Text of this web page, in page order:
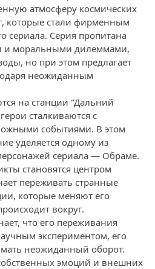
атмосферу космических
которые стали фирменным
сериала. Серия пропитана
и моральными дилеммами,
но при этом предлагает
неожиданным
на станции "Дальний
сталкиваются с
событиями. В этом
уделяется одному из
сериала — Обраме.
становятся центром
переживать странные
которые меняют его
вокруг.
что его переживания
экспериментом, его
неожиданный оборот.
эмоций и внешних